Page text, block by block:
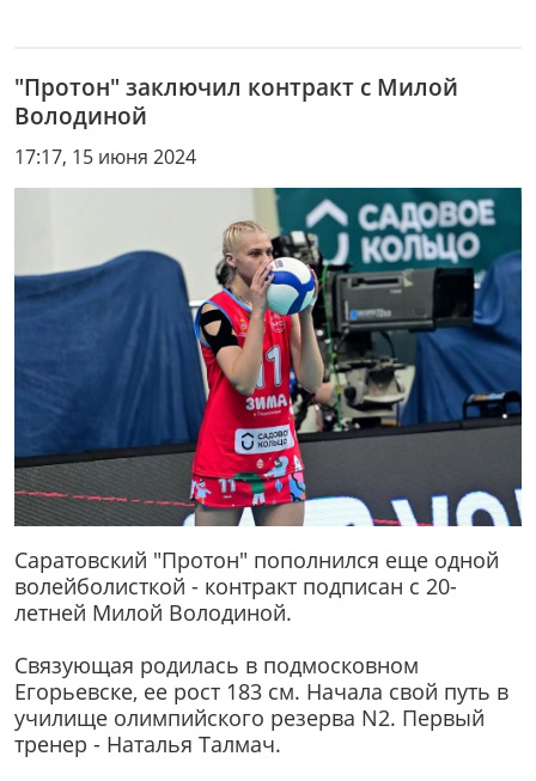
"Протон" заключил контракт с Милой
Володиной
17:17, 15 июня 2024
Саратовский "Протон" пополнился еще одной
волейболисткой - контракт подписан с 20-
летней Милой Володиной.
Связующая родилась в подмосковном
Егорьевске, ее рост 183 см. Начала свой путь в
училище олимпийского резерва N2. Первый
тренер - Наталья Талмач.